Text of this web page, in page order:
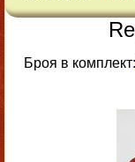
Броя в комплект: